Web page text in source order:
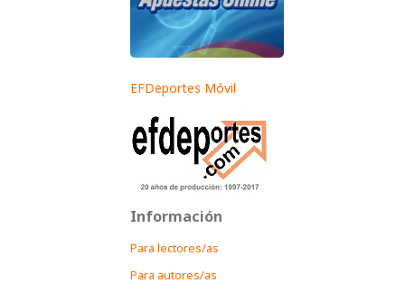
EFDeportes Móvil
Información
Para lectores/as
Para autores/as